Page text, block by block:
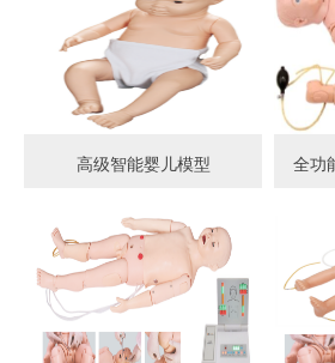
高级智能婴儿模型 全功